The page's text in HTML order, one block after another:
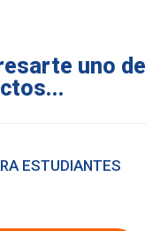
uno de
ESTUDIANTES